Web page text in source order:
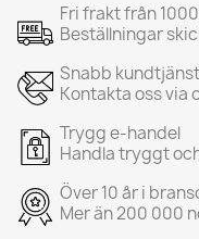
Fri frakt från
Beställningar
Snabb
Kontakta oss via
Trygg e-handel
Handla tryggt
Över 10 år i
Mer än 200 000